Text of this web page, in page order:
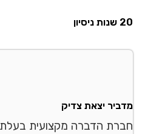
20 שנות ניסיון
מדביר יצאת צדיק